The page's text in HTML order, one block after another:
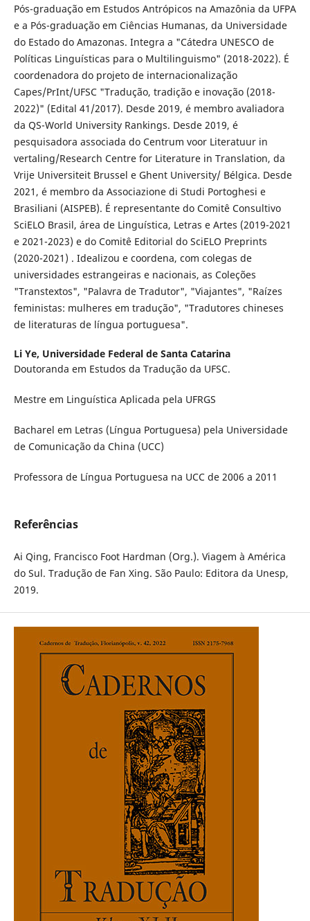
Pós-graduação em Estudos Antrópicos na Amazônia da UFPA
e a Pós-graduação em Ciências Humanas, da Universidade
do Estado do Amazonas. Integra a "Cátedra UNESCO de
Políticas Linguísticas para o Multilinguismo" (2018-2022). É
coordenadora do projeto de internacionalização
Capes/PrInt/UFSC "Tradução, tradição e inovação (2018-
2022)" (Edital 41/2017). Desde 2019, é membro avaliadora
da QS-World University Rankings. Desde 2019, é
pesquisadora associada do Centrum voor Literatuur in
vertaling/Research Centre for Literature in Translation, da
Vrije Universiteit Brussel e Ghent University/ Bélgica. Desde
2021, é membro da Associazione di Studi Portoghesi e
Brasiliani (AISPEB). É representante do Comitê Consultivo
SciELO Brasil, área de Linguística, Letras e Artes (2019-2021
e 2021-2023) e do Comitê Editorial do SciELO Preprints
(2020-2021) . Idealizou e coordena, com colegas de
universidades estrangeiras e nacionais, as Coleções
"Transtextos", "Palavra de Tradutor", "Viajantes", "Raízes
feministas: mulheres em tradução", "Tradutores chineses
de literaturas de língua portuguesa".
Li Ye, Universidade Federal de Santa Catarina
Doutoranda em Estudos da Tradução da UFSC.
Mestre em Linguística Aplicada pela UFRGS
Bacharel em Letras (Língua Portuguesa) pela Universidade
de Comunicação da China (UCC)
Professora de Língua Portuguesa na UCC de 2006 a 2011
Referências
Ai Qing, Francisco Foot Hardman (Org.). Viagem à América
do Sul. Tradução de Fan Xing. São Paulo: Editora da Unesp,
2019.